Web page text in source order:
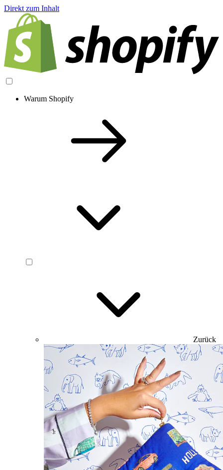
Direkt zum Inhalt
Warum Shopify
Zurück